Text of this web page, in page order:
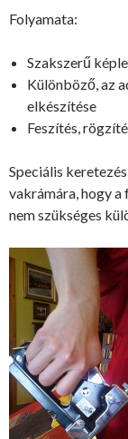
Folyamata:
Szakszerű
Különböző, az
elkészítése
Feszítés,
Speciális
vakrámára, hogy
nem szükséges